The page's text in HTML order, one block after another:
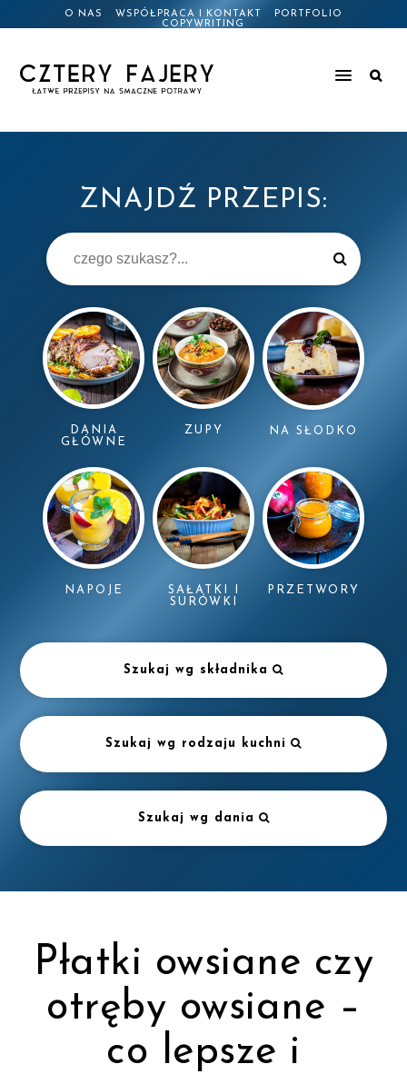
O NAS WSPÓŁPRACA I KONTAKT
PORTFOLIO
COPYWRITING
ZNAJDŹ PRZEPIS:
DANIA
GŁÓWNE
ZUPY NA SŁODKO
NAPOJE
SAŁATKI I
SURÓWKI
PRZETWORY
Szukaj wg składnika
Szukaj wg rodzaju kuchni
Szukaj wg dania
Płatki owsiane czy
otręby owsiane –
co lepsze i